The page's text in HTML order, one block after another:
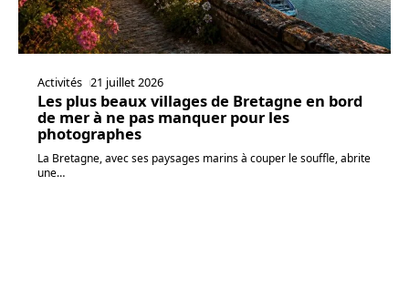
Activités 21 juillet 2026
Les plus beaux villages de Bretagne en bord
de mer à ne pas manquer pour les
photographes
La Bretagne, avec ses paysages marins à couper le souffle, abrite
une…